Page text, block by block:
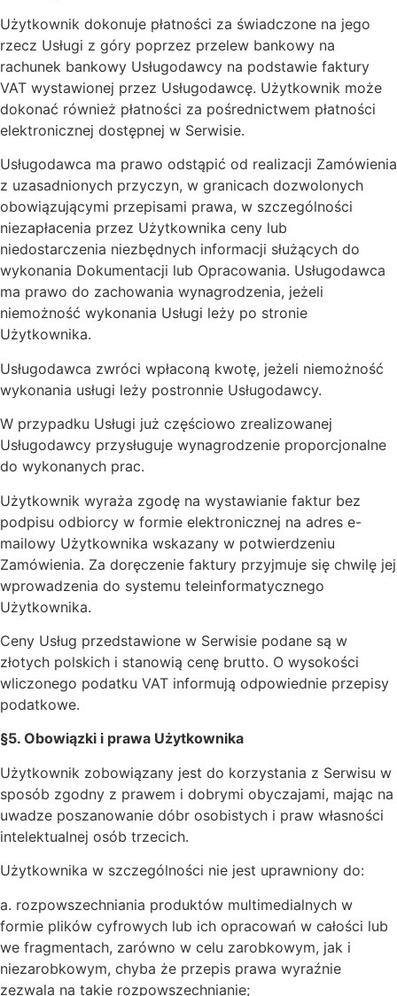
Użytkownik dokonuje płatności za świadczone na jego
rzecz Usługi z góry poprzez przelew bankowy na
rachunek bankowy Usługodawcy na podstawie faktury
VAT wystawionej przez Usługodawcę. Użytkownik może
dokonać również płatności za pośrednictwem płatności
elektronicznej dostępnej w Serwisie.
Usługodawca ma prawo odstąpić od realizacji Zamówienia
z uzasadnionych przyczyn, w granicach dozwolonych
obowiązującymi przepisami prawa, w szczególności
niezapłacenia przez Użytkownika ceny lub
niedostarczenia niezbędnych informacji służących do
wykonania Dokumentacji lub Opracowania. Usługodawca
ma prawo do zachowania wynagrodzenia, jeżeli
niemożność wykonania Usługi leży po stronie
Użytkownika.
Usługodawca zwróci wpłaconą kwotę, jeżeli niemożność
wykonania usługi leży postronnie Usługodawcy.
W przypadku Usługi już częściowo zrealizowanej
Usługodawcy przysługuje wynagrodzenie proporcjonalne
do wykonanych prac.
Użytkownik wyraża zgodę na wystawianie faktur bez
podpisu odbiorcy w formie elektronicznej na adres e-
mailowy Użytkownika wskazany w potwierdzeniu
Zamówienia. Za doręczenie faktury przyjmuje się chwilę jej
wprowadzenia do systemu teleinformatycznego
Użytkownika.
Ceny Usług przedstawione w Serwisie podane są w
złotych polskich i stanowią cenę brutto. O wysokości
wliczonego podatku VAT informują odpowiednie przepisy
podatkowe.
§5. Obowiązki i prawa Użytkownika
Użytkownik zobowiązany jest do korzystania z Serwisu w
sposób zgodny z prawem i dobrymi obyczajami, mając na
uwadze poszanowanie dóbr osobistych i praw własności
intelektualnej osób trzecich.
Użytkownika w szczególności nie jest uprawniony do:
a. rozpowszechniania produktów multimedialnych w
formie plików cyfrowych lub ich opracowań w całości lub
we fragmentach, zarówno w celu zarobkowym, jak i
niezarobkowym, chyba że przepis prawa wyraźnie
zezwala na takie rozpowszechnianie;